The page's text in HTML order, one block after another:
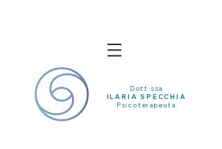
Dott.ssa
ILARIA SPECCHIA
Psicoterapeuta